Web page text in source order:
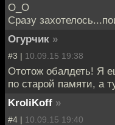
О_О
Сразу
Огурчик »
#3 | 10.09.15 19:38
Ототож обалдеть! Я
по старой памяти, а
KroliKoff »
#4 | 10.09.15 19:40